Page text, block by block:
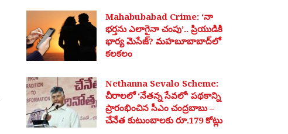
Mahabubabad Crime: ‘నా
భర్తను ఎలాగైనా చంపు’.. ప్రియుడికి
భార్య మెసేజ్? మహబూబాబాద్‌లో
కలకలం
Nethanna Sevalo Scheme:
చీరాలలో ‘నేతన్న సేవలో’ పథకాన్ని
ప్రారంభించిన సీఎం చంద్రబాబు –
చేనేత కుటుంబాలకు రూ.179 కోట్లు